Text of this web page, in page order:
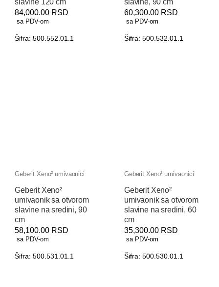
slavine 120 cm
84,000.00 RSD
sa PDV-om
Šifra: 500.552.01.1
slavine, 90 cm
60,300.00 RSD
sa PDV-om
Šifra: 500.532.01.1
Geberit Xeno² umivaonici
Geberit Xeno²
umivaonik sa otvorom
slavine na sredini, 90
cm
58,100.00 RSD
sa PDV-om
Šifra: 500.531.01.1
Geberit Xeno² umivaonici
Geberit Xeno²
umivaonik sa otvorom
slavine na sredini, 60
cm
35,300.00 RSD
sa PDV-om
Šifra: 500.530.01.1